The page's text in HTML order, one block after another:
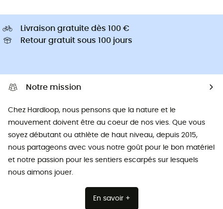
Livraison gratuite dès 100 €
Retour gratuit sous 100 jours
Notre mission
Chez Hardloop, nous pensons que la nature et le
mouvement doivent être au coeur de nos vies. Que vous
soyez débutant ou athlète de haut niveau, depuis 2015,
nous partageons avec vous notre goût pour le bon matériel
et notre passion pour les sentiers escarpés sur lesquels
nous aimons jouer.
En savoir +